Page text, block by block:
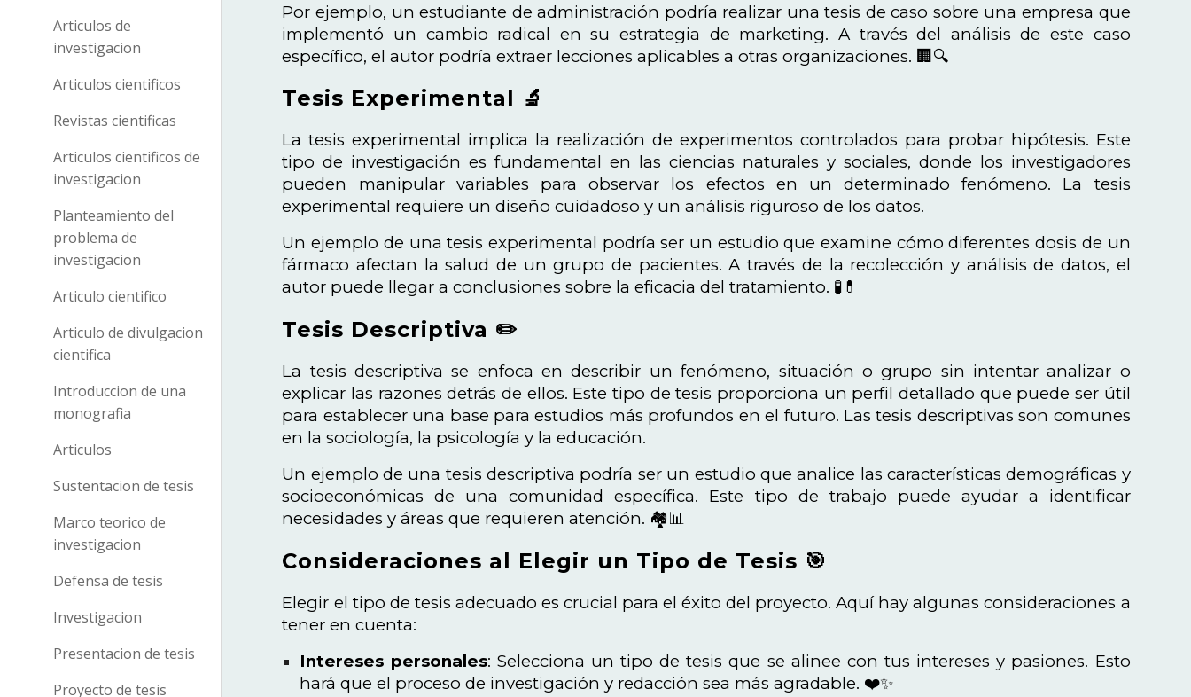
Articulos de
investigacion
Articulos cientificos
Revistas cientificas
Articulos cientificos de
investigacion
Planteamiento del
problema de
investigacion
Articulo cientifico
Articulo de divulgacion
cientifica
Introduccion de una
monografia
Articulos
Sustentacion de tesis
Marco teorico de
investigacion
Defensa de tesis
Investigacion
Presentacion de tesis
Proyecto de tesis
Por ejemplo, un estudiante de administración podría realizar una tesis de caso sobre una empresa que
implementó un cambio radical en su estrategia de marketing. A través del análisis de este caso
específico, el autor podría extraer lecciones aplicables a otras organizaciones. 🏢🔍
Tesis Experimental 🔬
La tesis experimental implica la realización de experimentos controlados para probar hipótesis. Este
tipo de investigación es fundamental en las ciencias naturales y sociales, donde los investigadores
pueden manipular variables para observar los efectos en un determinado fenómeno. La tesis
experimental requiere un diseño cuidadoso y un análisis riguroso de los datos.
Un ejemplo de una tesis experimental podría ser un estudio que examine cómo diferentes dosis de un
fármaco afectan la salud de un grupo de pacientes. A través de la recolección y análisis de datos, el
autor puede llegar a conclusiones sobre la eficacia del tratamiento. 🧪💊
Tesis Descriptiva ✏️
La tesis descriptiva se enfoca en describir un fenómeno, situación o grupo sin intentar analizar o
explicar las razones detrás de ellos. Este tipo de tesis proporciona un perfil detallado que puede ser útil
para establecer una base para estudios más profundos en el futuro. Las tesis descriptivas son comunes
en la sociología, la psicología y la educación.
Un ejemplo de una tesis descriptiva podría ser un estudio que analice las características demográficas y
socioeconómicas de una comunidad específica. Este tipo de trabajo puede ayudar a identificar
necesidades y áreas que requieren atención. 🏘️📊
Consideraciones al Elegir un Tipo de Tesis 🎯
Elegir el tipo de tesis adecuado es crucial para el éxito del proyecto. Aquí hay algunas consideraciones a
tener en cuenta:
Intereses personales: Selecciona un tipo de tesis que se alinee con tus intereses y pasiones. Esto
hará que el proceso de investigación y redacción sea más agradable. ❤️✨